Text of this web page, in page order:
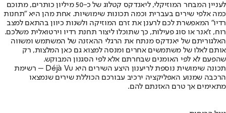
לעניין המבחר המוזיקלי, ליאנדקס קטלוג של כ-50 מיליון כותרים, מתוכם
כמה אלפי שירים בעברית וכמה תכונות שימושיות. אחת מהן היא "תחנות
רדיו" המאפשרת לכם לרענן את זרם המוזיקה ולשנות כיוון בהתאם למצב
רוח, ז'אנר או סוג פעילות, כך שתוכלו ליצור תחנת רדיו וירטואלית משלכם.
האלגוריתם של יאנדקס מנתח את הרגלי ההאזנה של המשתמש ומשווה
אותם לאלו של משתמשים אחרים ומנסה למצוא גם כאן המלצות, רק
שהפעם לא לפי האומנים שבחרתם אלא לפי הסגנון המבוקש.
תכונה שימושית נוספת לריענון היצע השירים היא Déjà Vu – רשימת
הרכבה שמנוע האפליקציה ירכיב עבורכם הכוללת שירים שנמצאו
מתאימים אך טרם האזנתם להם.